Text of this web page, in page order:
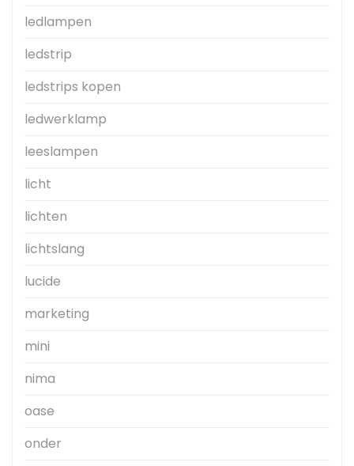
ledlampen
ledstrip
ledstrips kopen
ledwerklamp
leeslampen
licht
lichten
lichtslang
lucide
marketing
mini
nima
oase
onder